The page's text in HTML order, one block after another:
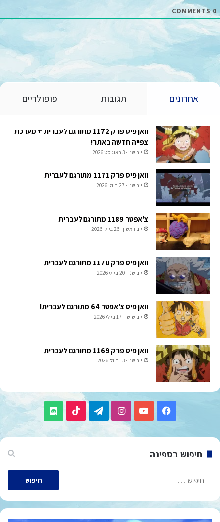
0
COMMENTS
אחרונים תגובות פופולריים
וואן פיס פרק 1172 מתורגם לעברית + מערכת
צפייה חדשה באתר!
יום שני - 3 באוגוסט 2026
וואן פיס פרק 1171 מתורגם לעברית
יום שני - 27 ביולי 2026
צ'אפטר 1189 מתורגם לעברית
יום ראשון - 26 ביולי 2026
וואן פיס פרק 1170 מתורגם לעברית
יום שני - 20 ביולי 2026
וואן פיס צ'אפטר 64 מתורגם לעברית!
יום שישי - 17 ביולי 2026
וואן פיס פרק 1169 מתורגם לעברית
יום שני - 13 ביולי 2026
Facebook
YouTube
Instagram
Telegram
TikTok
Discord
חיפוש בספינה
חיפוש: